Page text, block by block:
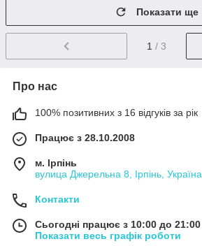
Показати ще
1 / 3
Про нас
100% позитивних з 16 відгуків за рік
Працює з 28.10.2008
м. Ірпінь
вулица Джерельна 8, Ірпінь, Україна
Контакти
Сьогодні працює з 10:00 до 21:00
Показати весь графік роботи